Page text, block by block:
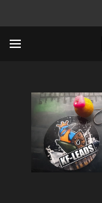
direct
naar